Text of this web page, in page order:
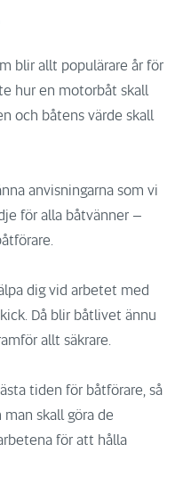
blir allt populärare år för
hur en motorbåt skall
och båtens värde skall
anvisningarna som vi
för alla båtvänner –
dig vid arbetet med
Då blir båtlivet ännu
allt säkrare.
tiden för båtförare, så
skall göra de
för att hålla